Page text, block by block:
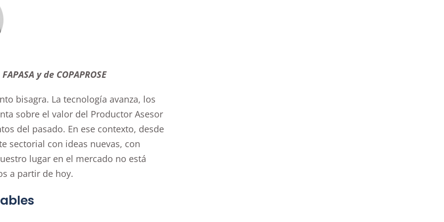
y de COPAPROSE
bisagra. La tecnología avanza, los
sobre el valor del Productor Asesor
del pasado. En ese contexto, desde
sectorial con ideas nuevas, con
lugar en el mercado no está
a partir de hoy.